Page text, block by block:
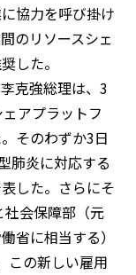
協力を呼び掛け
のリソースシェ
した。
克強総理は、3
アプラットフ
そのわずか3日
肺炎に対応する
した。さらにそ
会保障部（元
省に相当する）
この新しい雇用